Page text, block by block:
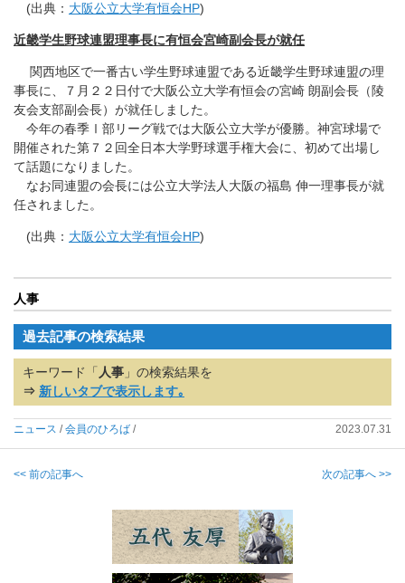
(出典： 大阪公立大学有恒会HP)
近畿学生野球連盟理事長に有恒会宮崎副会長が就任
関西地区で一番古い学生野球連盟である近畿学生野球連盟の理
事長に、７月２２日付で大阪公立大学有恒会の宮崎 朗副会長（陵
友会支部副会長）が就任しました。
今年の春季Ⅰ部リーグ戦では大阪公立大学が優勝。神宮球場で
開催された第７２回全日本大学野球選手権大会に、初めて出場し
て話題になりました。
なお同連盟の会長には公立大学法人大阪の福島 伸一理事長が就
任されました。
(出典： 大阪公立大学有恒会HP)
人事
過去記事の検索結果
キーワード「 人事 」の検索結果を
⇒ 新しいタブで表示します｡
ニュース /会員のひろば / 2023.07.31
<< 前の記事へ 次の記事へ >>